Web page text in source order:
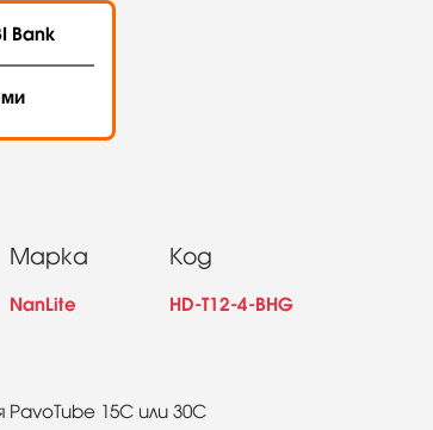
Bank
Марка
NanLite
Код
HD-T12-4-BHG
15C или 30C